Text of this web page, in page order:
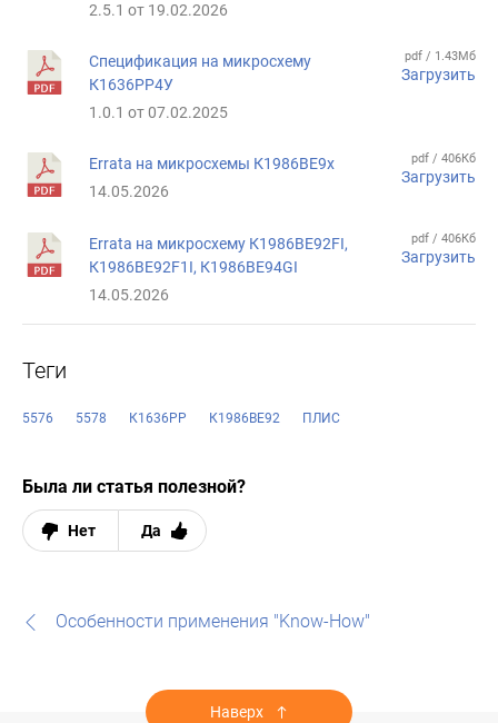
2.5.1 от 19.02.2026
Спецификация на микросхему
К1636РР4У
1.0.1 от 07.02.2025
pdf / 1.43Мб
Загрузить
Errata на микросхемы К1986ВЕ9x
14.05.2026
pdf / 406Кб
Загрузить
Errata на микросхему К1986ВЕ92FI,
К1986ВЕ92F1I, К1986ВЕ94GI
14.05.2026
pdf / 406Кб
Загрузить
Теги
5576 5578 К1636РР К1986ВЕ92 ПЛИС
Была ли статья полезной?
Нет Да
Особенности применения "Know-How"
Наверх